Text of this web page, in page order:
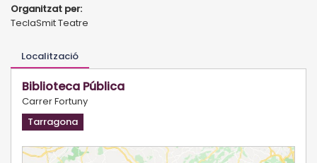
Organitzat per:
TeclaSmit Teatre
Localització
Biblioteca Pública
Carrer Fortuny
Tarragona